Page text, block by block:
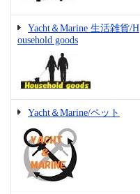
Yacht＆Marine 生活雑貨/H
ousehold goods
Yacht＆Marine/ペット